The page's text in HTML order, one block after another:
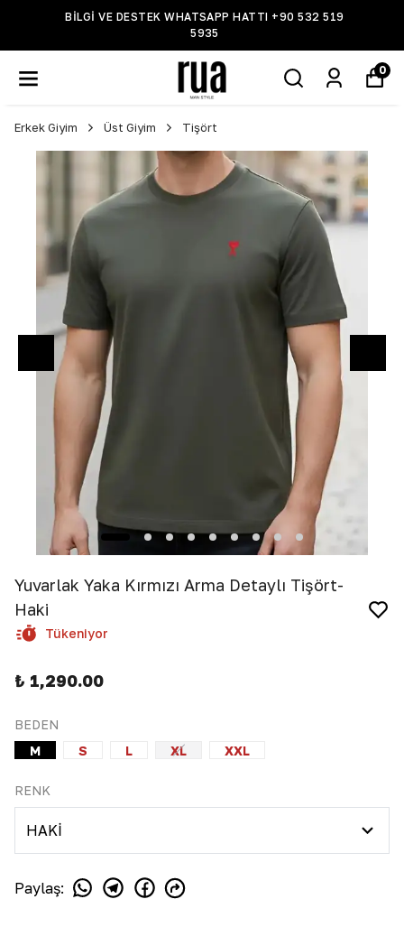
BİLGİ VE DESTEK WHATSAPP HATTI +90 532 519
5935
0
Erkek Giyim Üst Giyim Tişört
Yuvarlak Yaka Kırmızı Arma Detaylı Tişört-
Haki
Tükeniyor
₺ 1,290.00
BEDEN
M
S L XL XXL
RENK
Paylaş: